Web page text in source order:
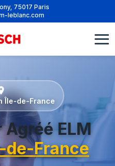
75017 Paris
leblanc.com
Île-de-France
ELM
de-France